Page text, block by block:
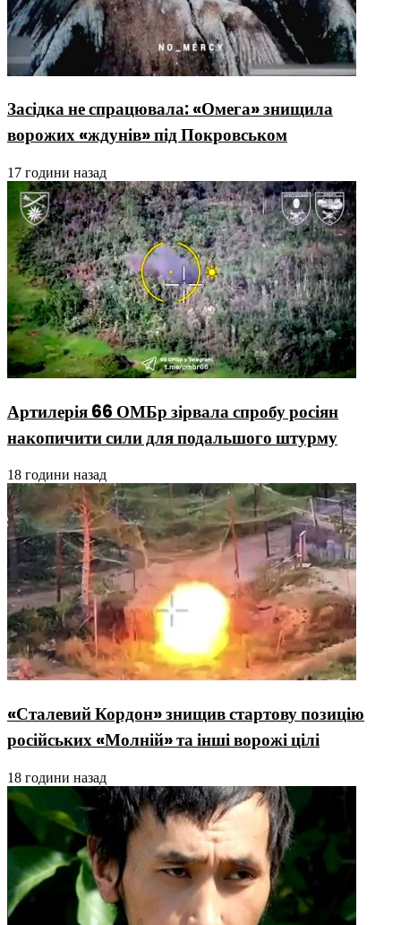
Засідка не спрацювала: «Омега» знищила
ворожих «ждунів» під Покровськом
17 години назад
Артилерія 66 ОМБр зірвала спробу росіян
накопичити сили для подальшого штурму
18 години назад
«Сталевий Кордон» знищив стартову позицію
російських «Молній» та інші ворожі цілі
18 години назад